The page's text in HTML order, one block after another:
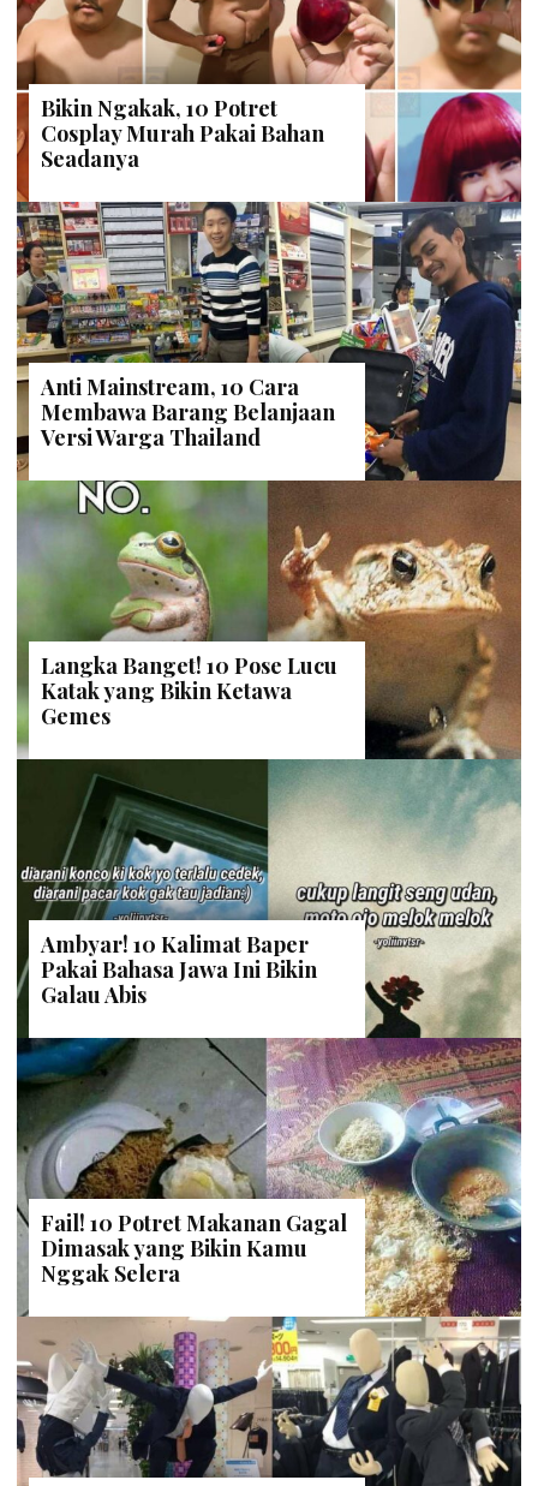
Bikin Ngakak, 10 Potret
Cosplay Murah Pakai Bahan
Seadanya
Anti Mainstream, 10 Cara
Membawa Barang Belanjaan
Versi Warga Thailand
Langka Banget! 10 Pose Lucu
Katak yang Bikin Ketawa
Gemes
Ambyar! 10 Kalimat Baper
Pakai Bahasa Jawa Ini Bikin
Galau Abis
Fail! 10 Potret Makanan Gagal
Dimasak yang Bikin Kamu
Nggak Selera